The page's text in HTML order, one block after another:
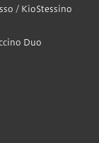
/ KioStessino
Duo